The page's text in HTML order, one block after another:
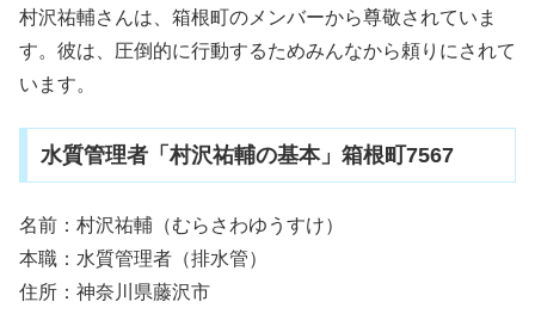
村沢祐輔さんは、箱根町のメンバーから尊敬されていま
す。彼は、圧倒的に行動するためみんなから頼りにされて
います。
水質管理者「村沢祐輔の基本」箱根町7567
名前：村沢祐輔（むらさわゆうすけ）
本職：水質管理者（排水管）
住所：神奈川県藤沢市